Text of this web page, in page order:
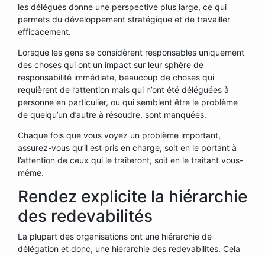
les délégués donne une perspective plus large, ce qui
permets du développement stratégique et de travailler
efficacement.
Lorsque les gens se considèrent responsables uniquement
des choses qui ont un impact sur leur sphère de
responsabilité immédiate, beaucoup de choses qui
requièrent de l’attention mais qui n’ont été déléguées à
personne en particulier, ou qui semblent être le problème
de quelqu’un d’autre à résoudre, sont manquées.
Chaque fois que vous voyez un problème important,
assurez-vous qu’il est pris en charge, soit en le portant à
l’attention de ceux qui le traiteront, soit en le traitant vous-
même.
Rendez explicite la hiérarchie
des redevabilités
La plupart des organisations ont une hiérarchie de
délégation et donc, une hiérarchie des redevabilités. Cela